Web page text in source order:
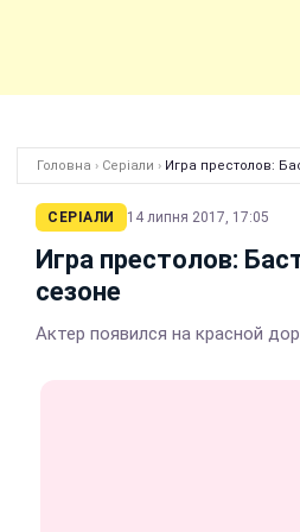
Головна › Серіали › Игра престолов:
СЕРІАЛИ 14 липня 2017, 17:05
Игра престолов:
сезоне
Актер появился на красной